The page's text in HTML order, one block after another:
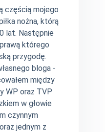
częścią mojego
nożna, którą
lat. Następnie
którego
przygodę.
bloga -
między
WP oraz TVP
w głowie
czynnym
jednym z